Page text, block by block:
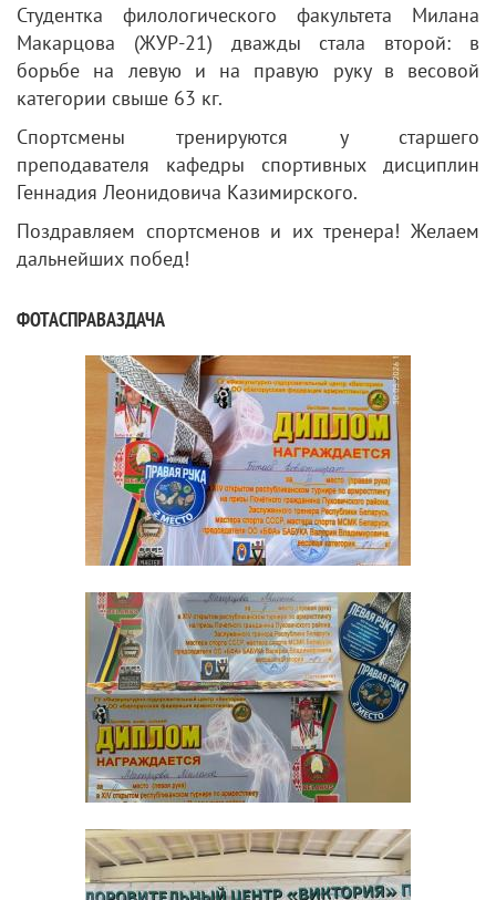
Студентка филологического факультета Милана
Макарцова (ЖУР-21) дважды стала второй: в
борьбе на левую и на правую руку в весовой
категории свыше 63 кг.
Спортсмены тренируются у старшего
преподавателя кафедры спортивных дисциплин
Геннадия Леонидовича Казимирского.
Поздравляем спортсменов и их тренера! Желаем
дальнейших побед!
ФОТАСПРАВАЗДАЧА